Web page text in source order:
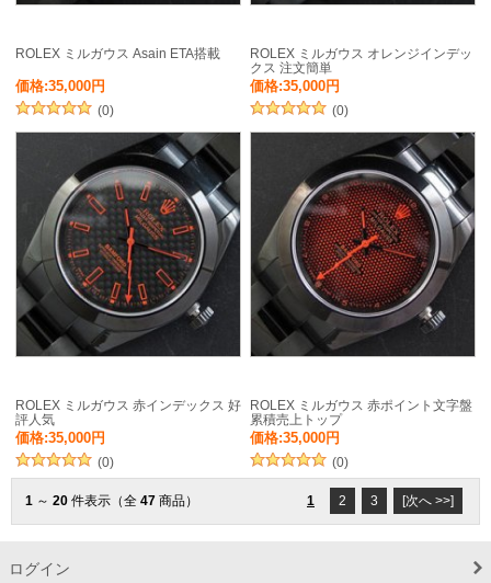
ROLEX ミルガウス Asain ETA搭載
価格:35,000円
(0)
ROLEX ミルガウス オレンジインデッ
クス 注文簡単
価格:35,000円
(0)
ROLEX ミルガウス 赤インデックス 好
評人気
価格:35,000円
(0)
ROLEX ミルガウス 赤ポイント文字盤
累積売上トップ
価格:35,000円
(0)
1 ～ 20 件表示（全 47 商品） 1 2 3 [次へ >>]
ログイン